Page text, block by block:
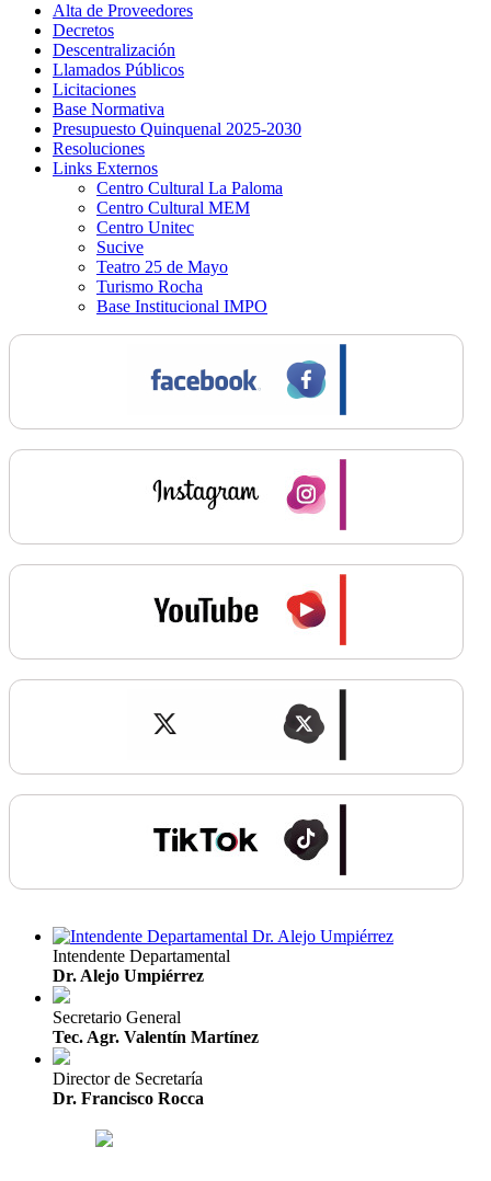
Alta de Proveedores
Decretos
Descentralización
Llamados Públicos
Licitaciones
Base Normativa
Presupuesto Quinquenal 2025-2030
Resoluciones
Links Externos
Centro Cultural La Paloma
Centro Cultural MEM
Centro Unitec
Sucive
Teatro 25 de Mayo
Turismo Rocha
Base Institucional IMPO
Intendente Departamental
Dr. Alejo Umpiérrez
Secretario General
Tec. Agr. Valentín Martínez
Director de Secretaría
Dr. Francisco Rocca